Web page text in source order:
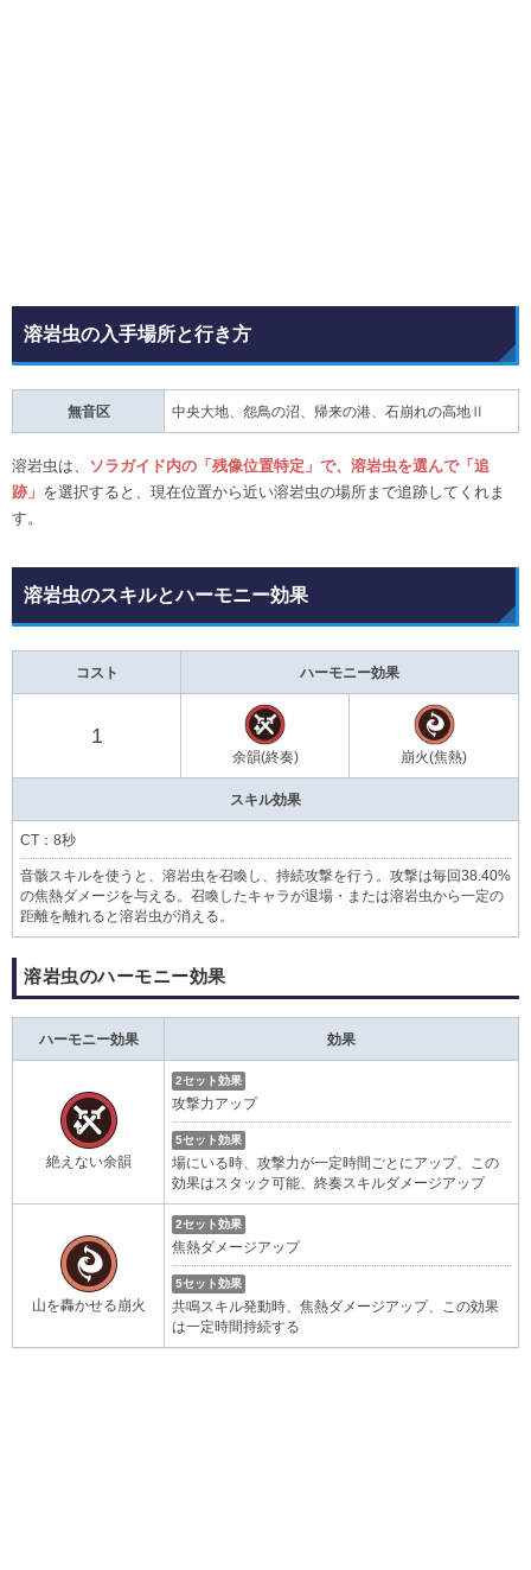
溶岩虫の入手場所と行き方
無音区 中央大地、怨鳥の沼、帰来の港、石崩れの高地Ⅱ
溶岩虫は、 ソラガイド内の「残像位置特定」で、溶岩虫を選んで「追
跡」 を選択すると、現在位置から近い溶岩虫の場所まで追跡してくれま
す。
溶岩虫のスキルとハーモニー効果
コスト ハーモニー効果
1
余韻(終奏) 崩火(焦熱)
スキル効果
CT：8秒
音骸スキルを使うと、溶岩虫を召喚し、持続攻撃を行う。攻撃は毎回38.40%
の焦熱ダメージを与える。召喚したキャラが退場・または溶岩虫から一定の
距離を離れると溶岩虫が消える。
溶岩虫のハーモニー効果
ハーモニー効果 効果
絶えない余韻
2セット効果
攻撃力アップ
5セット効果
場にいる時、攻撃力が一定時間ごとにアップ、この
効果はスタック可能、終奏スキルダメージアップ
山を轟かせる崩火
2セット効果
焦熱ダメージアップ
5セット効果
共鳴スキル発動時、焦熱ダメージアップ、この効果
は一定時間持続する